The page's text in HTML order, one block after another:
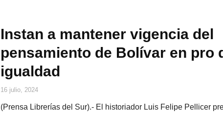
Instan a mantener vigencia del
pensamiento de Bolívar en pro
igualdad
16 julio, 2024
(Prensa Librerías del Sur).- El historiador Luis Felipe Pellicer